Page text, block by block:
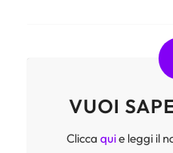
VUOI
Cliccaquie leggi il